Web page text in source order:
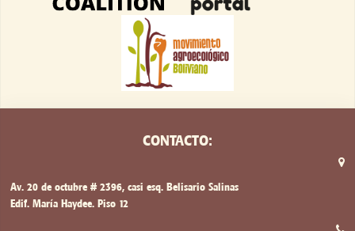
CONTACTO:
Av. 20 de octubre # 2396, casi esq. Belisario Salinas
Edif. María Haydee. Piso 12